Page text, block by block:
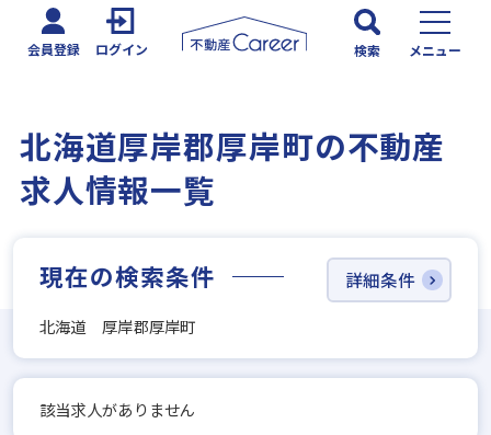
会員登録 ログイン 検索 メニュー
北海道厚岸郡厚岸町の不動産
求人情報一覧
現在の検索条件
北海道 厚岸郡厚岸町
詳細条件
該当求人がありません